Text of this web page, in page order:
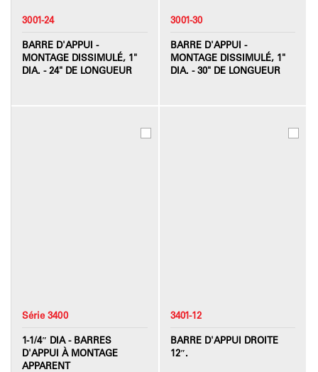
3001-24
BARRE D'APPUI -
MONTAGE DISSIMULÉ, 1"
DIA. - 24" DE LONGUEUR
3001-30
BARRE D'APPUI -
MONTAGE DISSIMULÉ, 1"
DIA. - 30" DE LONGUEUR
Série 3400
1-1/4″ DIA - BARRES
D'APPUI À MONTAGE
APPARENT
3401-12
BARRE D'APPUI DROITE
12″.